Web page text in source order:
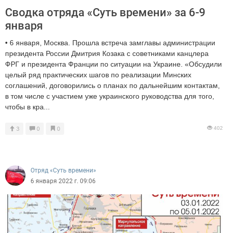
Сводка отряда «Суть времени» за 6-9
января
• 6 января, Москва. Прошла встреча замглавы администрации
президента России Дмитрия Козака с советниками канцлера
ФРГ и президента Франции по ситуации на Украине. «Обсудили
целый ряд практических шагов по реализации Минских
соглашений, договорились о планах по дальнейшим контактам,
в том числе с участием уже украинского руководства для того,
чтобы в кра...
3 0 0 402
Отряд «Суть времени»
6 января 2022 г. 09:06